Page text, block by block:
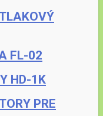
FL-02
HD-1K
PRE